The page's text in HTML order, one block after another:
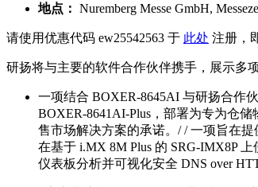
地点： Nuremberg Messe GmbH,
请使用优惠代码 ew25542563 于 此处 注册，
研扬将与主要的软件合作伙伴携手，展示多
一项结合 BOXER-8645AI 与研扬合作
BOXER-8641AI-Plus，部署为专为仓
售市场解决方案的承诺。/ / 一项旨在
在基于 i.MX 8M Plus 的 SRG-IMX8P
仪表板分析并可视化安全 DNS over